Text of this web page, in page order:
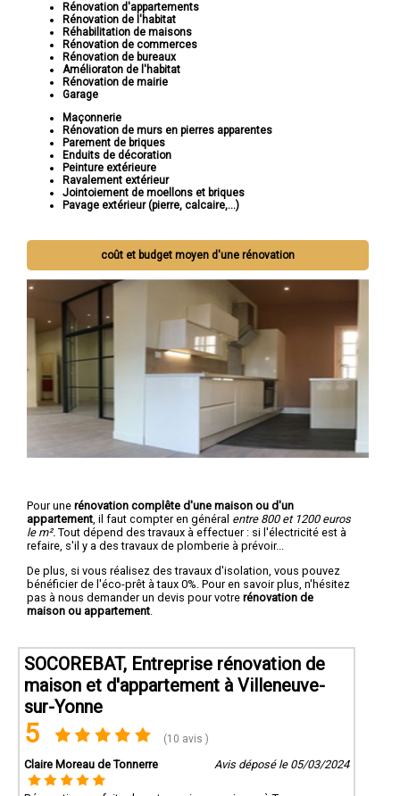
Rénovation d'appartements
Rénovation de l'habitat
Réhabilitation de maisons
Rénovation de commerces
Rénovation de bureaux
Amélioraton de l'habitat
Rénovation de mairie
Garage
Maçonnerie
Rénovation de murs en pierres apparentes
Parement de briques
Enduits de décoration
Peinture extérieure
Ravalement extérieur
Jointoiement de moellons et briques
Pavage extérieur (pierre, calcaire,...)
coût et budget moyen d'une rénovation
Pour une rénovation complête d'une maison ou d'un
appartement , il faut compter en général entre 800 et 1200 euros
le m². Tout dépend des travaux à effectuer : si l'électricité est à
refaire, s'il y a des travaux de plomberie à prévoir...
De plus, si vous réalisez des travaux d'isolation, vous pouvez
bénéficier de l'éco-prêt à taux 0%. Pour en savoir plus, n'hésitez
pas à nous demander un devis pour votre rénovation de
maison ou appartement
SOCOREBAT, Entreprise rénovation de
maison et d'appartement à Villeneuve-
sur-Yonne
5 (10 avis )
Claire Moreau de Tonnerre Avis déposé le 05/03/2024